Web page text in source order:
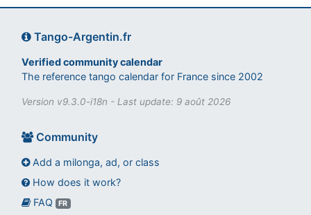
Tango-Argentin.fr
Verified community calendar
The reference tango calendar for France since 2002
Version v9.3.0-i18n - Last update: 9 août 2026
Community
Add a milonga, ad, or class
How does it work?
FAQ
FR
Assistant tango-argentin.fr